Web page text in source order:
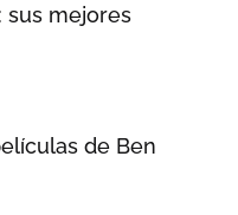
sus mejores
de Ben